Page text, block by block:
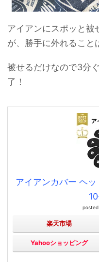
アイアンにスポッと被
が、勝手に外れること
被せるだけなので3分
了！
アイアンカバー ヘ
楽天市場
Yahooショッピング